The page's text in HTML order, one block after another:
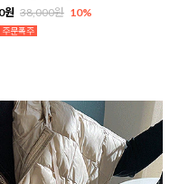
원 38,000원 10%